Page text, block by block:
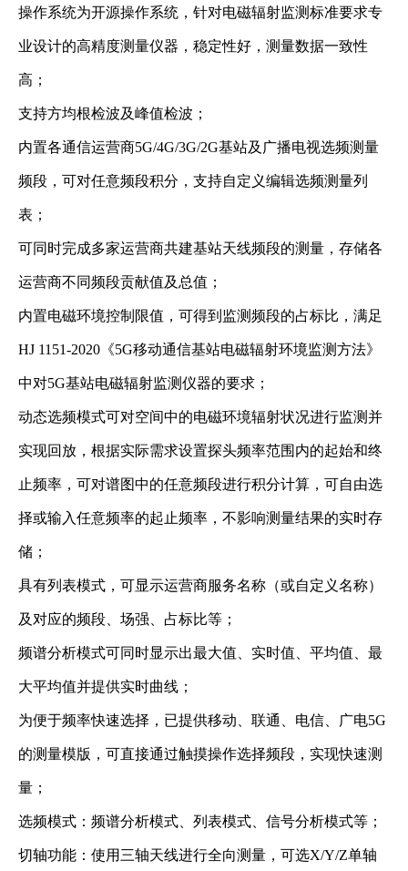
操作系统为开源操作系统，针对电磁辐射监测标准要求专
业设计的高精度测量仪器，稳定性好，测量数据一致性
高；
支持方均根检波及峰值检波；
内置各通信运营商5G/4G/3G/2G基站及广播电视选频测量
频段，可对任意频段积分，支持自定义编辑选频测量列
表；
可同时完成多家运营商共建基站天线频段的测量，存储各
运营商不同频段贡献值及总值；
内置电磁环境控制限值，可得到监测频段的占标比，满足
HJ 1151-2020《5G移动通信基站电磁辐射环境监测方法》
中对5G基站电磁辐射监测仪器的要求；
动态选频模式可对空间中的电磁环境辐射状况进行监测并
实现回放，根据实际需求设置探头频率范围内的起始和终
止频率，可对谱图中的任意频段进行积分计算，可自由选
择或输入任意频率的起止频率，不影响测量结果的实时存
储；
具有列表模式，可显示运营商服务名称（或自定义名称）
及对应的频段、场强、占标比等；
频谱分析模式可同时显示出最大值、实时值、平均值、最
大平均值并提供实时曲线；
为便于频率快速选择，已提供移动、联通、电信、广电5G
的测量模版，可直接通过触摸操作选择频段，实现快速测
量；
选频模式：频谱分析模式、列表模式、信号分析模式等；
切轴功能：使用三轴天线进行全向测量，可选X/Y/Z单轴